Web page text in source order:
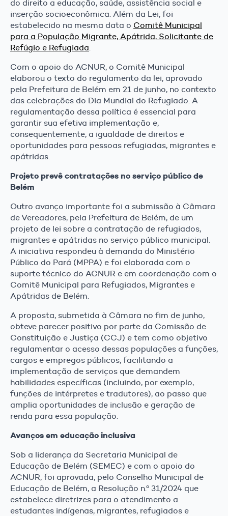
do direito a educação, saúde, assistência social e
inserção socioeconômica. Além da Lei, foi
estabelecido na mesma data o Comitê Municipal
para a População Migrante, Apátrida, Solicitante de
Refúgio e Refugiada.
Com o apoio do ACNUR, o Comitê Municipal
elaborou o texto do regulamento da lei, aprovado
pela Prefeitura de Belém em 21 de junho, no contexto
das celebrações do Dia Mundial do Refugiado. A
regulamentação dessa política é essencial para
garantir sua efetiva implementação e,
consequentemente, a igualdade de direitos e
oportunidades para pessoas refugiadas, migrantes e
apátridas.
Projeto prevê contratações no serviço público de
Belém
Outro avanço importante foi a submissão à Câmara
de Vereadores, pela Prefeitura de Belém, de um
projeto de lei sobre a contratação de refugiados,
migrantes e apátridas no serviço público municipal.
A iniciativa respondeu à demanda do Ministério
Público do Pará (MPPA) e foi elaborada com o
suporte técnico do ACNUR e em coordenação com o
Comitê Municipal para Refugiados, Migrantes e
Apátridas de Belém.
A proposta, submetida à Câmara no fim de junho,
obteve parecer positivo por parte da Comissão de
Constituição e Justiça (CCJ) e tem como objetivo
regulamentar o acesso dessas populações a funções,
cargos e empregos públicos, facilitando a
implementação de serviços que demandem
habilidades específicas (incluindo, por exemplo,
funções de intérpretes e tradutores), ao passo que
amplia oportunidades de inclusão e geração de
renda para essa população.
Avanços em educação inclusiva
Sob a liderança da Secretaria Municipal de
Educação de Belém (SEMEC) e com o apoio do
ACNUR, foi aprovada, pelo Conselho Municipal de
Educação de Belém, a Resolução n.º 31/2024 que
estabelece diretrizes para o atendimento a
estudantes indígenas, migrantes, refugiados e